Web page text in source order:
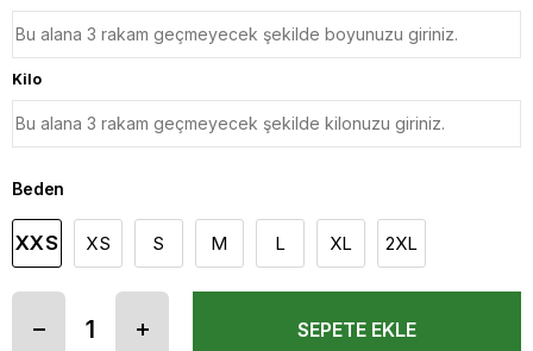
Kilo
Beden
XXS XS S M L XL 2XL